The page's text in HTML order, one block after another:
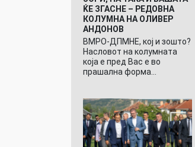
ЌЕ ЗГАСНЕ – РЕДОВНА
КОЛУМНА НА ОЛИВЕР
АНДОНОВ
ВМРО-ДПМНЕ, кој и зошто?
Насловот на колумната
која е пред Вас е во
прашална форма…